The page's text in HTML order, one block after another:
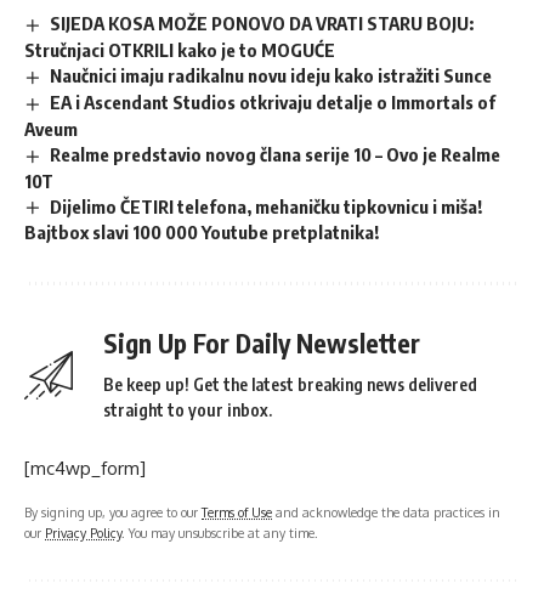
SIJEDA KOSA MOŽE PONOVO DA VRATI STARU BOJU:
Stručnjaci OTKRILI kako je to MOGUĆE
Naučnici imaju radikalnu novu ideju kako istražiti Sunce
EA i Ascendant Studios otkrivaju detalje o Immortals of
Aveum
Realme predstavio novog člana serije 10 – Ovo je Realme
10T
Dijelimo ČETIRI telefona, mehaničku tipkovnicu i miša!
Bajtbox slavi 100 000 Youtube pretplatnika!
Sign Up For Daily Newsletter
Be keep up! Get the latest breaking news delivered
straight to your inbox.
[mc4wp_form]
By signing up, you agree to ourTerms of Use and acknowledge the data practices in
our Privacy Policy. You may unsubscribe at any time.